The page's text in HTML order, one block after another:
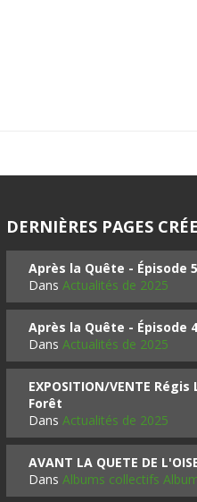
DERNIÈRES PAGES
Après la Quête - Épisode 5
Dans Actualités de 2025
Après la Quête - Épisode 4
Dans Actualités de 2025
EXPOSITION/VENTE
Forêt
Dans Actualités de 2025
AVANT LA QUETE DE
Dans Albums collectifs